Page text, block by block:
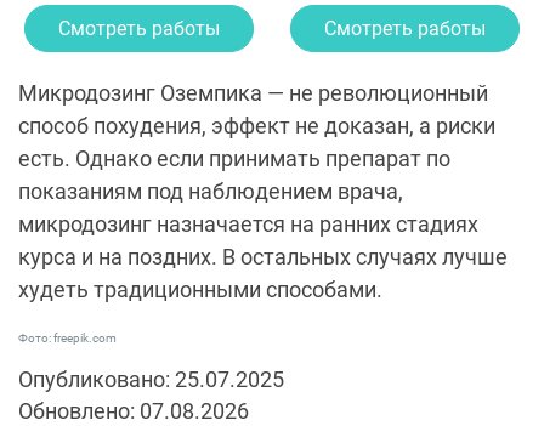
Смотреть работы Смотреть работы
Микродозинг Оземпика — не революционный
способ похудения, эффект не доказан, а риски
есть. Однако если принимать препарат по
показаниям под наблюдением врача,
микродозинг назначается на ранних стадиях
курса и на поздних. В остальных случаях лучше
худеть традиционными способами.
Фото: freepik.com
Опубликовано: 25.07.2025
Обновлено: 07.08.2026